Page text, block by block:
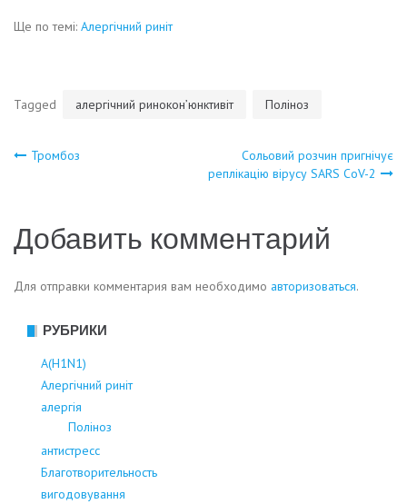
Ще по темі: Алергічний риніт
Tagged алергічний ринокон’юнктивіт Поліноз
Навигация
записям
Тромбоз
Сольовий розчин пригнічує
реплікацію вірусу SARS CoV-2
Добавить комментарий
Для отправки комментария вам необходимо авторизоваться.
РУБРИКИ
А(Н1N1)
Алергічний риніт
алергія
Поліноз
антистресс
Благотворительность
вигодовування